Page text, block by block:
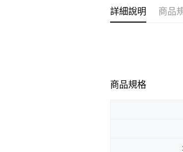
詳細說明 商品
商品規格